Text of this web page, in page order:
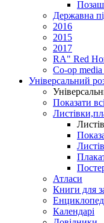
Державна
2016
2015
2017
RA" Red
Co-op
Універсальний
Показати всі
Атласи
Книги для
Календарі